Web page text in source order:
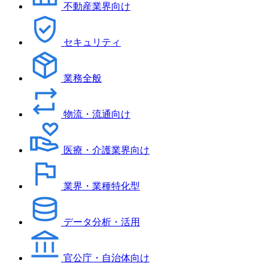
不動産業界向け
セキュリティ
業務全般
物流・流通向け
医療・介護業界向け
業界・業種特化型
データ分析・活用
官公庁・自治体向け